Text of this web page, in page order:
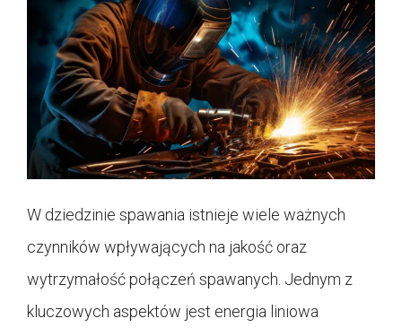
W dziedzinie spawania istnieje wiele ważnych
czynników wpływających na jakość oraz
wytrzymałość połączeń spawanych. Jednym z
kluczowych aspektów jest energia liniowa